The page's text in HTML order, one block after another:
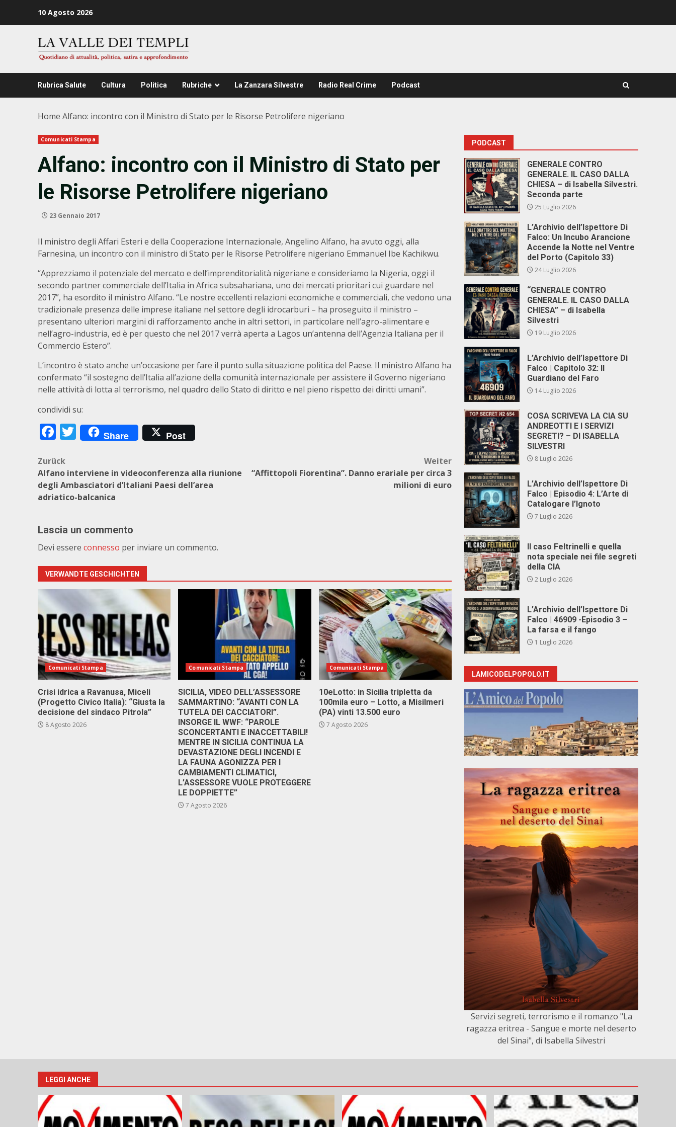
10 Agosto 2026
Rubrica Salute Cultura Politica Rubriche La Zanzara Silvestre Radio Real Crime Podcast
Home Alfano: incontro con il Ministro di Stato per le Risorse Petrolifere nigeriano
Comunicati Stampa
Alfano: incontro con il Ministro di Stato per
le Risorse Petrolifere nigeriano
23 Gennaio 2017
Il ministro degli Affari Esteri e della Cooperazione Internazionale, Angelino Alfano, ha avuto oggi, alla
Farnesina, un incontro con il ministro di Stato per le Risorse Petrolifere nigeriano Emmanuel Ibe Kachikwu.
“Apprezziamo il potenziale del mercato e dell’imprenditorialità nigeriane e consideriamo la Nigeria, oggi il
secondo partner commerciale dell’Italia in Africa subsahariana, uno dei mercati prioritari cui guardare nel
2017”, ha esordito il ministro Alfano. “Le nostre eccellenti relazioni economiche e commerciali, che vedono una
tradizionale presenza delle imprese italiane nel settore degli idrocarburi – ha proseguito il ministro –
presentano ulteriori margini di rafforzamento anche in altri settori, in particolare nell’agro-alimentare e
nell’agro-industria, ed è per questo che nel 2017 verrà aperta a Lagos un’antenna dell’Agenzia Italiana per il
Commercio Estero”.
L’incontro è stato anche un’occasione per fare il punto sulla situazione politica del Paese. Il ministro Alfano ha
confermato “il sostegno dell’Italia all’azione della comunità internazionale per assistere il Governo nigeriano
nelle attività di lotta al terrorismo, nel quadro dello Stato di diritto e nel pieno rispetto dei diritti umani”.
condividi su:
Facebook
Twitter
Share Post
Beitragsnavigation
Zurück
Alfano interviene in videoconferenza alla riunione
degli Ambasciatori d’Italiani Paesi dell’area
adriatico-balcanica
Weiter
“Affittopoli Fiorentina”. Danno erariale per circa 3
milioni di euro
Lascia un commento
Devi essere connesso per inviare un commento.
VERWANDTE GESCHICHTEN
Comunicati Stampa
Crisi idrica a Ravanusa, Miceli
(Progetto Civico Italia): “Giusta la
decisione del sindaco Pitrola”
8 Agosto 2026
Comunicati Stampa
SICILIA, VIDEO DELL’ASSESSORE
SAMMARTINO: “AVANTI CON LA
TUTELA DEI CACCIATORI”.
INSORGE IL WWF: “PAROLE
SCONCERTANTI E INACCETTABILI!
MENTRE IN SICILIA CONTINUA LA
DEVASTAZIONE DEGLI INCENDI E
LA FAUNA AGONIZZA PER I
CAMBIAMENTI CLIMATICI,
L’ASSESSORE VUOLE PROTEGGERE
LE DOPPIETTE”
7 Agosto 2026
Comunicati Stampa
10eLotto: in Sicilia tripletta da
100mila euro – Lotto, a Misilmeri
(PA) vinti 13.500 euro
7 Agosto 2026
PODCAST
GENERALE CONTRO
GENERALE. IL CASO DALLA
CHIESA – di Isabella Silvestri.
Seconda parte
25 Luglio 2026
L’Archivio dell’Ispettore Di
Falco: Un Incubo Arancione
Accende la Notte nel Ventre
del Porto (Capitolo 33)
24 Luglio 2026
“GENERALE CONTRO
GENERALE. IL CASO DALLA
CHIESA” – di Isabella
Silvestri
19 Luglio 2026
L’Archivio dell’Ispettore Di
Falco | Capitolo 32: Il
Guardiano del Faro
14 Luglio 2026
COSA SCRIVEVA LA CIA SU
ANDREOTTI E I SERVIZI
SEGRETI? – DI ISABELLA
SILVESTRI
8 Luglio 2026
L’Archivio dell’Ispettore Di
Falco | Episodio 4: L’Arte di
Catalogare l’Ignoto
7 Luglio 2026
Il caso Feltrinelli e quella
nota speciale nei file segreti
della CIA
2 Luglio 2026
L’Archivio dell’Ispettore Di
Falco | 46909 -Episodio 3 –
La farsa e il fango
1 Luglio 2026
LAMICODELPOPOLO.IT
Servizi segreti, terrorismo e il romanzo "La
ragazza eritrea - Sangue e morte nel deserto
del Sinai", di Isabella Silvestri
LEGGI ANCHE